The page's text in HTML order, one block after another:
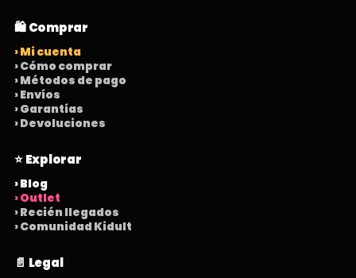
🛍️ Comprar
› Mi cuenta
› Cómo comprar
› Métodos de pago
› Envíos
› Garantías
› Devoluciones
⭐ Explorar
› Blog
› Outlet
› Recién llegados
› Comunidad Kidult
📄 Legal